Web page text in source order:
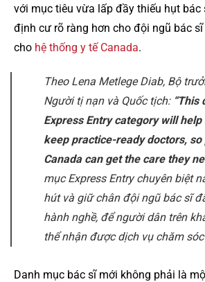
với mục tiêu vừa lấp đầy thiếu hụt bác
định cư rõ ràng hơn cho đội ngũ bác
cho hệ thống y tế Canada.
Theo Lena Metlege Diab, Bộ
Người tị nạn và Quốc tịch: “This
Express Entry category will
keep practice-ready doctors, so
Canada can get the care they
mục Express Entry chuyên biệt
hút và giữ chân đội ngũ bác sĩ
hành nghề, để người dân trên
thể nhận được dịch vụ chăm
Danh mục bác sĩ mới không phải là